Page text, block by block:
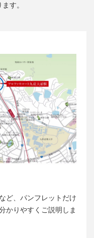
す。
ど、パンフレットだけ
かりやすくご説明しま